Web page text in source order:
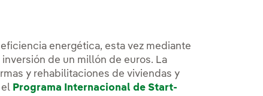
energética, esta vez mediante
inversión de un millón de euros. La
y rehabilitaciones de viviendas y
el Programa Internacional de Start-